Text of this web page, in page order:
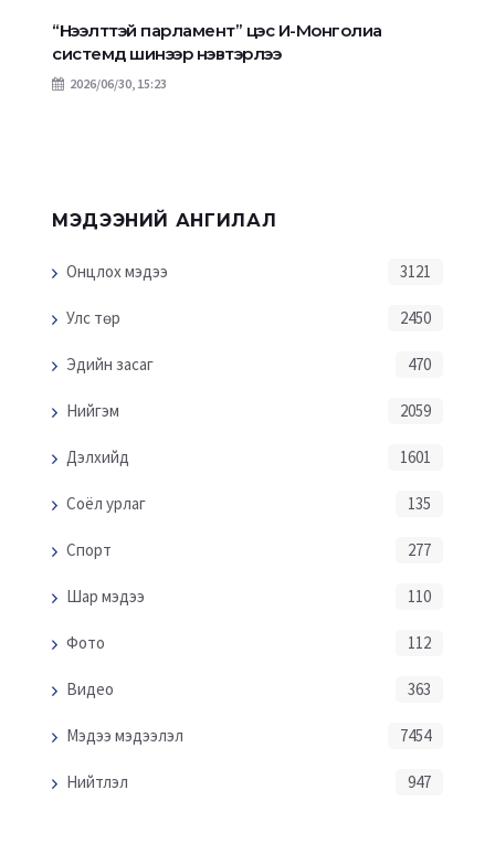
“Нээлттэй парламент” цэс И-Монголиа
системд шинээр нэвтэрлээ
2026/06/30, 15:23
МЭДЭЭНИЙ АНГИЛАЛ
Онцлох мэдээ 3121
Улс төр 2450
Эдийн засаг 470
Нийгэм 2059
Дэлхийд 1601
Соёл урлаг 135
Спорт 277
Шар мэдээ 110
Фото 112
Видео 363
Мэдээ мэдээлэл 7454
Нийтлэл 947